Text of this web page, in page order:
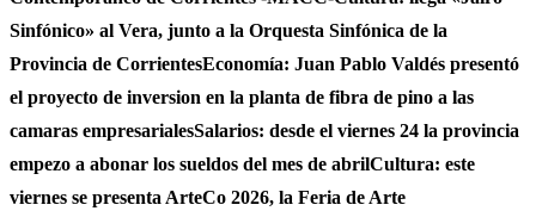
Sinfónico» al Vera, junto a la Orquesta Sinfónica de la
Provincia de CorrientesEconomía: Juan Pablo Valdés presentó
el proyecto de inversion en la planta de fibra de pino a las
camaras empresarialesSalarios: desde el viernes 24 la provincia
empezo a abonar los sueldos del mes de abrilCultura: este
viernes se presenta ArteCo 2026, la Feria de Arte